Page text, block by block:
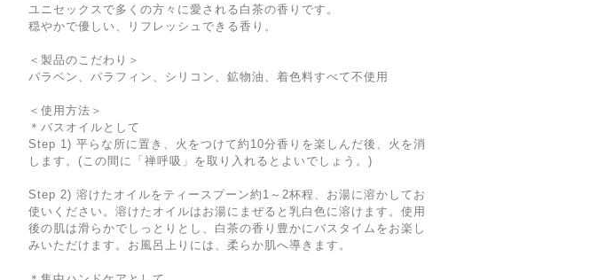
ユニセックスで多くの方々に愛される白茶の香りです。
穏やかで優しい、リフレッシュできる香り。
＜製品のこだわり＞
パラベン、パラフィン、シリコン、鉱物油、着色料すべて不使用
＜使用方法＞
＊バスオイルとして
Step 1) 平らな所に置き、火をつけて約10分香りを楽しんだ後、火を消
します。(この間に「禅呼吸」を取り入れるとよいでしょう。)
Step 2) 溶けたオイルをティースプーン約1～2杯程、お湯に溶かしてお
使いください。溶けたオイルはお湯にまぜると乳白色に溶けます。使用
後の肌は滑らかでしっとりとし、白茶の香り豊かにバスタイムをお楽し
みいただけます。お風呂上りには、柔らか肌へ導きます。